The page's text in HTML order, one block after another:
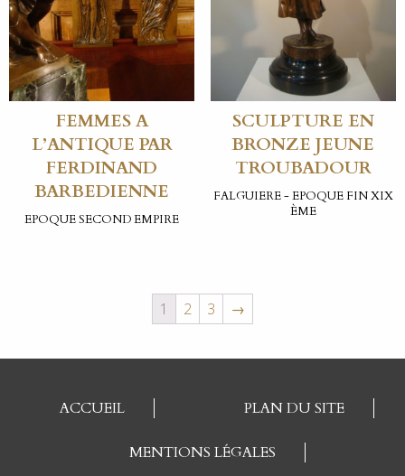
FEMMES A
L’ANTIQUE PAR
FERDINAND
BARBEDIENNE
EPOQUE SECOND EMPIRE
SCULPTURE EN
BRONZE JEUNE
TROUBADOUR
FALGUIERE - EPOQUE FIN XIX
ÈME
1 2 3 →
ACCUEIL PLAN DU SITE
MENTIONS LÉGALES